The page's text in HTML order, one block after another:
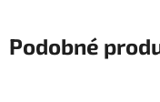
Podobné